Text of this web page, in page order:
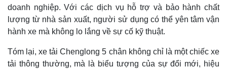
doanh nghiệp. Với các dịch vụ hỗ trợ và bảo hành chất
lượng từ nhà sản xuất, người sử dụng có thể yên tâm vận
hành xe mà không lo lắng về sự cố kỹ thuật.
Tóm lại, xe tải Chenglong 5 chân không chỉ là một chiếc xe
tải thông thường, mà là biểu tượng của sự đổi mới, hiệu